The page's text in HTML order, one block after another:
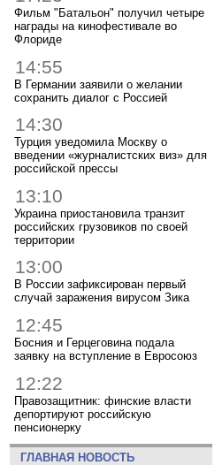
Фильм "Батальон" получил четыре
награды на кинофестивале во
Флориде
14:55
В Германии заявили о желании
сохранить диалог с Россией
14:30
Турция уведомила Москву о
введении «журналистских виз» для
российской прессы
13:10
Украина приостановила транзит
российских грузовиков по своей
территории
13:00
В России зафиксирован первый
случай заражения вирусом Зика
12:45
Босния и Герцеговина подала
заявку на вступление в Евросоюз
12:22
Правозащитник: финские власти
депортируют российскую
пенсионерку
ГЛАВНАЯ НОВОСТЬ